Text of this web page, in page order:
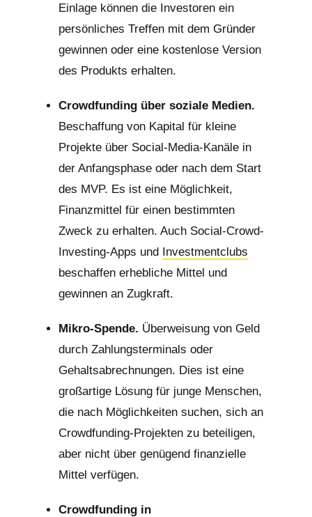
Einlage können die Investoren ein
persönliches Treffen mit dem Gründer
gewinnen oder eine kostenlose Version
des Produkts erhalten.
Crowdfunding über soziale Medien.
Beschaffung von Kapital für kleine
Projekte über Social-Media-Kanäle in
der Anfangsphase oder nach dem Start
des MVP. Es ist eine Möglichkeit,
Finanzmittel für einen bestimmten
Zweck zu erhalten. Auch Social-Crowd-
Investing-Apps und Investmentclubs
beschaffen erhebliche Mittel und
gewinnen an Zugkraft.
Mikro-Spende. Überweisung von Geld
durch Zahlungsterminals oder
Gehaltsabrechnungen. Dies ist eine
großartige Lösung für junge Menschen,
die nach Möglichkeiten suchen, sich an
Crowdfunding-Projekten zu beteiligen,
aber nicht über genügend finanzielle
Mittel verfügen.
Crowdfunding in